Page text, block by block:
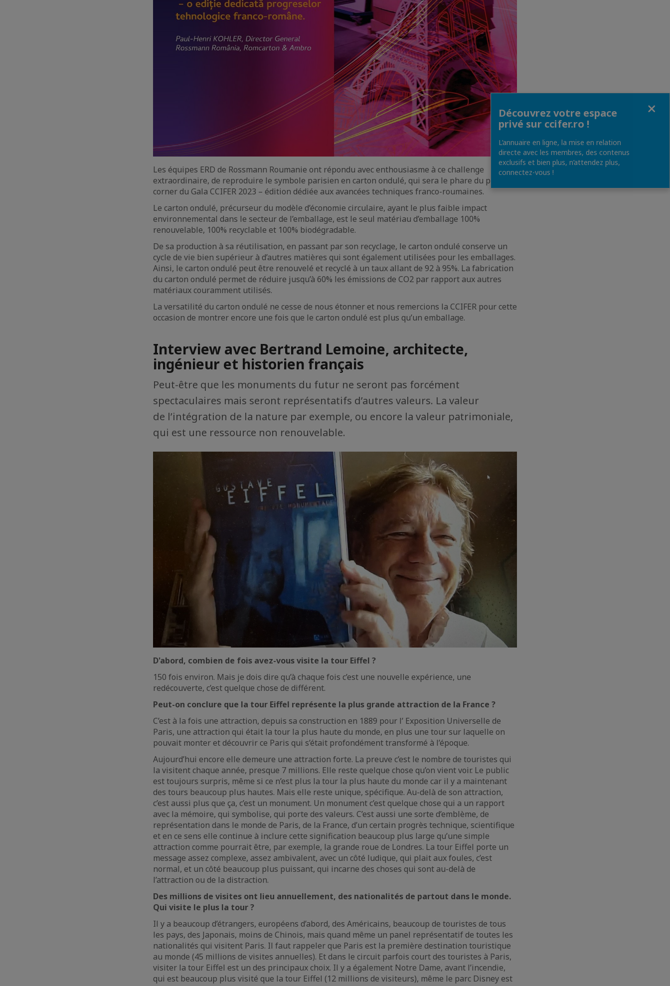
Les équipes ERD de Rossmann Roumanie ont répondu avec enthousiasme à ce challenge
extraordinaire, de reproduire le symbole parisien en carton ondulé, qui sera le phare du photo
corner du Gala CCIFER 2023 – édition dédiée aux avancées techniques franco-roumaines.
Le carton ondulé, précurseur du modèle d’économie circulaire, ayant le plus faible impact
environnemental dans le secteur de l’emballage, est le seul matériau d’emballage 100%
renouvelable, 100% recyclable et 100% biodégradable.
De sa production à sa réutilisation, en passant par son recyclage, le carton ondulé conserve un
cycle de vie bien supérieur à d’autres matières qui sont également utilisées pour les emballages.
Ainsi, le carton ondulé peut être renouvelé et recyclé à un taux allant de 92 à 95%. La fabrication
du carton ondulé permet de réduire jusqu’à 60% les émissions de CO2 par rapport aux autres
matériaux couramment utilisés.
La versatilité du carton ondulé ne cesse de nous étonner et nous remercions la CCIFER pour cette
occasion de montrer encore une fois que le carton ondulé est plus qu’un emballage.
Interview avec Bertrand Lemoine, architecte,
ingénieur et historien français
Peut-être que les monuments du futur ne seront pas forcément
spectaculaires mais seront représentatifs d’autres valeurs. La valeur
de l’intégration de la nature par exemple, ou encore la valeur patrimoniale,
qui est une ressource non renouvelable.
D'abord, combien de fois avez-vous visite la tour Eiffel ?
150 fois environ. Mais je dois dire qu’à chaque fois c’est une nouvelle expérience, une
redécouverte, c’est quelque chose de différent.
Peut-on conclure que la tour Eiffel représente la plus grande attraction de la France ?
C’est à la fois une attraction, depuis sa construction en 1889 pour l’ Exposition Universelle de
Paris, une attraction qui était la tour la plus haute du monde, en plus une tour sur laquelle on
pouvait monter et découvrir ce Paris qui s’était profondément transformé à l’époque.
Aujourd’hui encore elle demeure une attraction forte. La preuve c’est le nombre de touristes qui
la visitent chaque année, presque 7 millions. Elle reste quelque chose qu’on vient voir. Le public
est toujours surpris, même si ce n’est plus la tour la plus haute du monde car il y a maintenant
des tours beaucoup plus hautes. Mais elle reste unique, spécifique. Au-delà de son attraction,
c’est aussi plus que ça, c’est un monument. Un monument c’est quelque chose qui a un rapport
avec la mémoire, qui symbolise, qui porte des valeurs. C’est aussi une sorte d’emblème, de
représentation dans le monde de Paris, de la France, d’un certain progrès technique, scientifique
et en ce sens elle continue à inclure cette signification beaucoup plus large qu’une simple
attraction comme pourrait être, par exemple, la grande roue de Londres. La tour Eiffel porte un
message assez complexe, assez ambivalent, avec un côté ludique, qui plait aux foules, c’est
normal, et un côté beaucoup plus puissant, qui incarne des choses qui sont au-delà de
l’attraction ou de la distraction.
Des millions de visites ont lieu annuellement, des nationalités de partout dans le monde.
Qui visite le plus la tour ?
Il y a beaucoup d’étrangers, européens d’abord, des Américains, beaucoup de touristes de tous
les pays, des Japonais, moins de Chinois, mais quand même un panel représentatif de toutes les
nationalités qui visitent Paris. Il faut rappeler que Paris est la première destination touristique
au monde (45 millions de visites annuelles). Et dans le circuit parfois court des touristes à Paris,
visiter la tour Eiffel est un des principaux choix. Il y a également Notre Dame, avant l’incendie,
qui est beaucoup plus visité que la tour Eiffel (12 millions de visiteurs), même le parc Disney est
Découvrez votre espace
privé sur ccifer.ro !
L’annuaire en ligne, la mise en relation
directe avec les membres, des contenus
exclusifs et bien plus, n’attendez plus,
connectez-vous !